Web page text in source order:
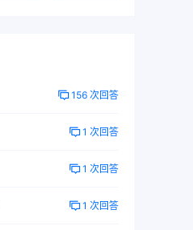
156 次回答
1 次回答
1 次回答
1 次回答